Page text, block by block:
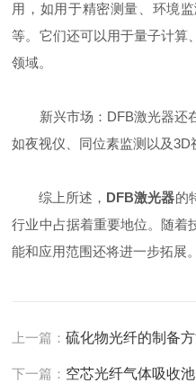
用，如用于精密测量、环境
等。它们还可以用于量子计算
领域。
新兴市场：DFB激光器还在
如夜视仪、同位素监测以及3D
综上所述， DFB激光器的
行业中占据着重要地位。随着
能和应用范围还将进一步拓展。
上一篇：硫化物光纤的制备
下一篇： 空芯光纤气体吸收